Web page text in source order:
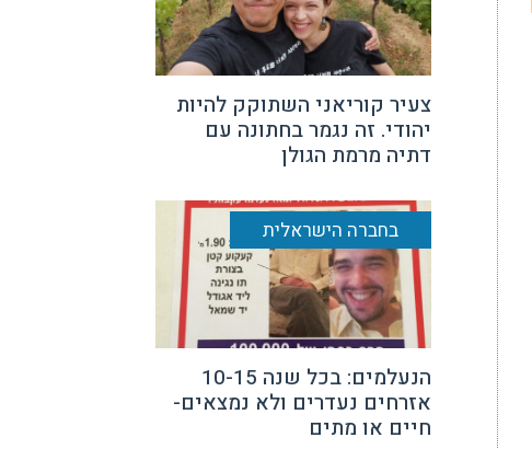
צעיר קוריאני השתוקק להיות
יהודי. זה נגמר בחתונה עם
דתיה מרמת הגולן
בחברה הישראלית
הנעלמים: בכל שנה 10-15
אזרחים נעדרים ולא נמצאים-
חיים או מתים